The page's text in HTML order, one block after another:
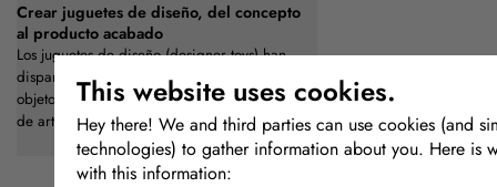
This website uses cookies.
Hey there! We and third parties can use cookies (and
technologies) to gather information about you. Here is
with this information:
Crear juguetes de diseño, del concepto
al producto acabado
Los juguetes de diseño (designer toys) han
disparado su popularidad, pasando de ser
objetos de coleccionista de nicho a una forma
de arte mayoritaria....